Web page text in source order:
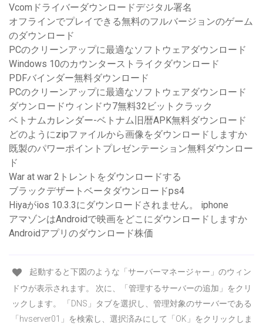
Vcomドライバーダウンロードデジタル署名
オフラインでプレイできる無料のフルバージョンのゲーム
のダウンロード
PCのクリーンアップに最適なソフトウェアダウンロード
Windows 10のカウンターストライクダウンロード
PDFバインダー無料ダウンロード
PCのクリーンアップに最適なソフトウェアダウンロード
ダウンロードウィンドウ7無料32ビットクラック
ベトナムカレンダー-ベトナム旧暦APK無料ダウンロード
どのようにzipファイルから画像をダウンロードしますか
既製のパワーポイントプレゼンテーション無料ダウンロー
ド
War at war 2トレントをダウンロードする
ブラックデザートベータダウンロードps4
Hiyaがios 10.3.3にダウンロードされません。 iphone
アマゾンはAndroidで映画をどこにダウンロードしますか
Androidアプリのダウンロード株価
起動すると下図のような「サーバーマネージャー」のウィン
ドウが表示されます。 次に、「管理するサーバーの追加」をクリ
ックします。 「DNS」タブを選択し、管理対象のサーバーである
「hvserver01」を検索し、選択済みにして「OK」をクリックしま